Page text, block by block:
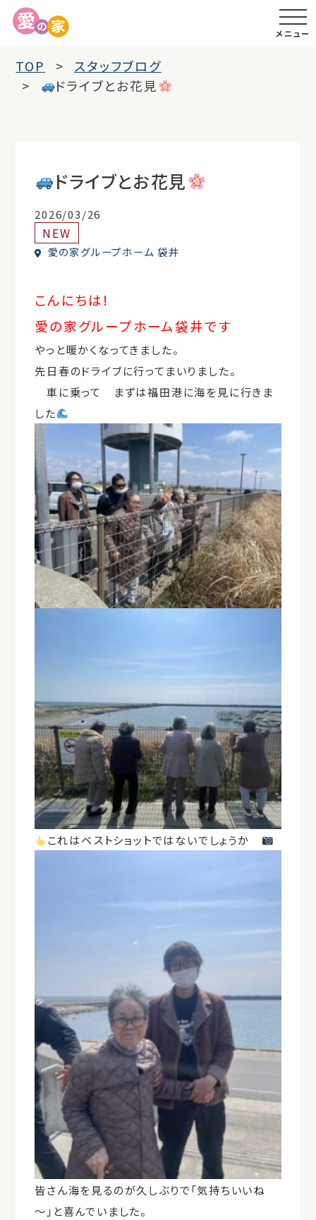
メニュー
TOP
スタッフブログ
ドライブとお花見
ドライブとお花見
2026/03/26
NEW
愛の家グループホーム 袋井
こんにちは!
愛の家グループホーム袋井です
やっと暖かくなってきました。
先日春のドライブに行ってまいりました。
車に乗って まずは福田港に海を見に行きま
した
これはベストショットではないでしょうか
皆さん海を見るのが久しぶりで「気持ちいいね
～」と喜んでいました。